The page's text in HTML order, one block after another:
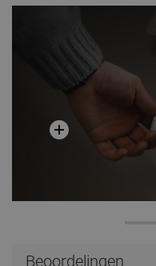
Beoordelingen